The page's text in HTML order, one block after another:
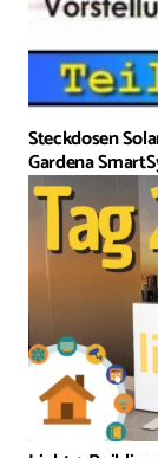
Steckdosen
Gardena